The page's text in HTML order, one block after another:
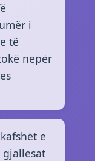
i
të
nëpër
e